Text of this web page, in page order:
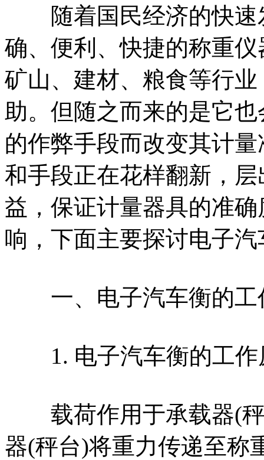
随着国民经济的快速
确、便利、快捷的称重
矿山、建材、粮食等行
助。但随之而来的是它
的作弊手段而改变其计
和手段正在花样翻新，
益，保证计量器具的准
响，下面主要探讨电子
一、电子汽车衡的工
1. 电子汽车衡的工作
载荷作用于承载器(秤
器(秤台)将重力传递至称